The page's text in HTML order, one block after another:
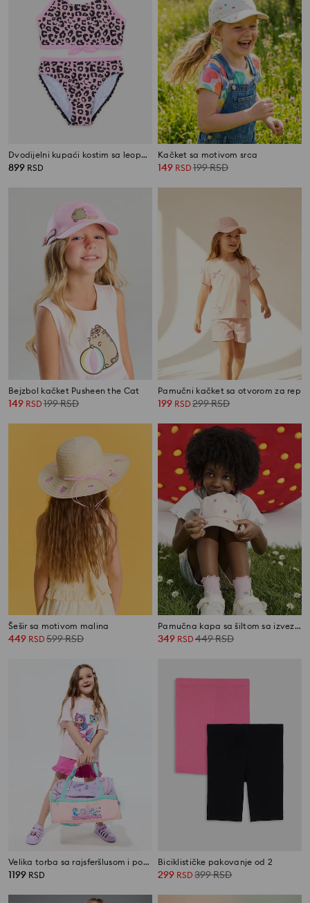
Dvodijelni kupaći kostim sa leopard printom
899 RSD
Kačket sa motivom srca
149 RSD 199RSD
Bejzbol kačket Pusheen the Cat
149 RSD 199RSD
Pamučni kačket sa otvorom za rep
199 RSD 299RSD
Šešir sa motivom malina
449 RSD 599RSD
Pamučna kapa sa šiltom sa izvezenim malinama
349 RSD 449RSD
Velika torba sa rajsferšlusom i podesivim kaišem Gabby’s Dollhouse
1199 RSD
Biciklističke pakovanje od 2
299 RSD 399RSD